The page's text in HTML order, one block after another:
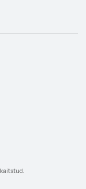
kaitstud.